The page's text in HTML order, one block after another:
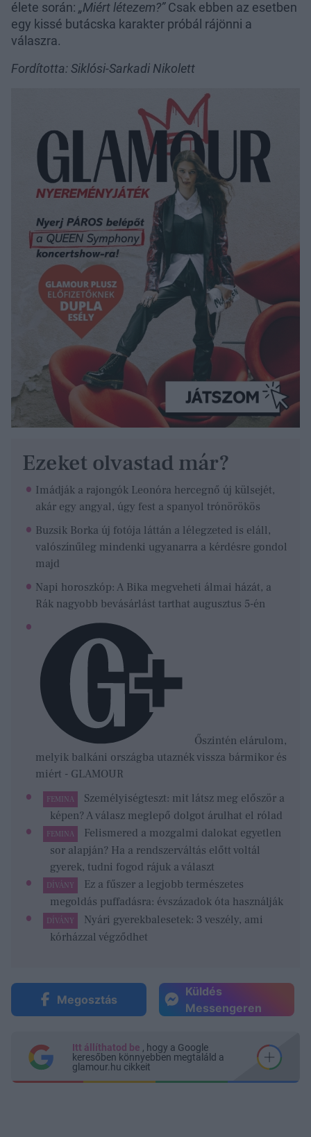
élete során: „Miért létezem?”Csak ebben az esetben
egy kissé butácska karakter próbál rájönni a
válaszra.
Fordította: Siklósi-Sarkadi Nikolett
Ezeket olvastad már?
Imádják a rajongók Leonóra hercegnő új külsejét,
akár egy angyal, úgy fest a spanyol trónörökös
Buzsik Borka új fotója láttán a lélegzeted is eláll,
valószínűleg mindenki ugyanarra a kérdésre gondol
majd
Napi horoszkóp: A Bika megveheti álmai házát, a
Rák nagyobb bevásárlást tarthat augusztus 5-én
Őszintén elárulom,
melyik balkáni országba utaznék vissza bármikor és
miért - GLAMOUR
FEMINA
Személyiségteszt: mit látsz meg először a
képen? A válasz meglepő dolgot árulhat el rólad
FEMINA
Felismered a mozgalmi dalokat egyetlen
sor alapján? Ha a rendszerváltás előtt voltál
gyerek, tudni fogod rájuk a választ
DÍVÁNY
Ez a fűszer a legjobb természetes
megoldás puffadásra: évszázadok óta használják
DÍVÁNY
Nyári gyerekbalesetek: 3 veszély, ami
kórházzal végződhet
Megosztás
Küldés
Messengeren
Itt állíthatod be , hogy a Google
keresőben könnyebben megtaláld a
glamour.hu cikkeit